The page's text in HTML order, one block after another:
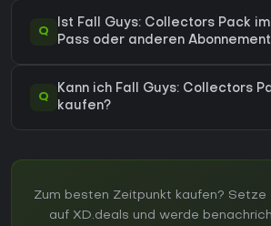
Q
Ist Fall Guys: Collectors Pack
Pass oder anderen
Q
Kann ich Fall Guys: Collectors
kaufen?
Zum besten Zeitpunkt kaufen? Setze
auf XD.deals und werde